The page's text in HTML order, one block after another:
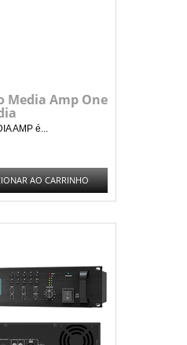
Media Amp One
AMP é...
AO CARRINHO